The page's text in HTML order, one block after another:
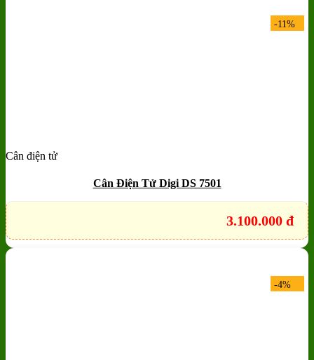
-11%
Add to wishlist
Cân điện tử
Cân Điện Tử Digi DS 7501
3.100.000 đ
-4%